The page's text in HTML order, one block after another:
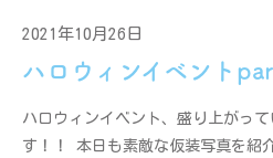
2021年10月26日
ハロウィンイベント
ハロウィンイベント、盛り上がって
す！！ 本日も素敵な仮装写真を紹